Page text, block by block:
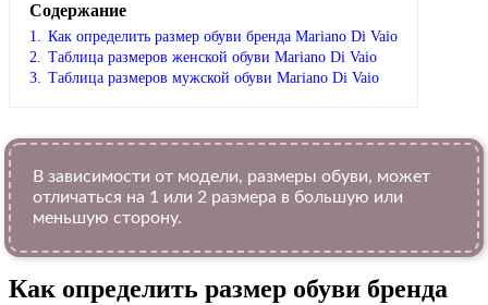
Содержание
1. Как определить размер обуви брендa Mariano Di Vaio
2. Таблица размеров женской обуви Mariano Di Vaio
3. Таблица размеров мужской обуви Mariano Di Vaio
В зависимости от модели, размеры обуви, может
отличаться на 1 или 2 размера в большую или
меньшую сторону.
Как определить размер обуви брендa